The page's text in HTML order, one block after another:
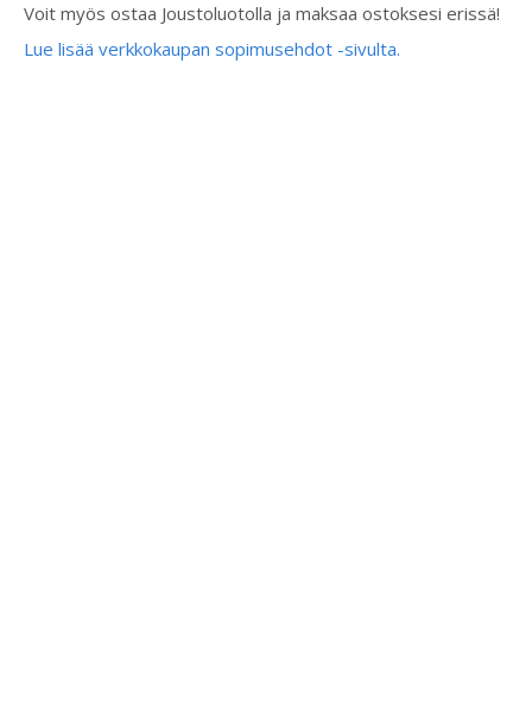
Voit myös ostaa Joustoluotolla ja maksaa ostoksesi erissä!
Lue lisää verkkokaupan sopimusehdot -sivulta.